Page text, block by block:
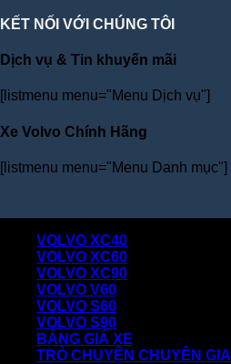
KẾT NỐI VỚI CHÚNG TÔI
Dịch vụ & Tin khuyến mãi
[listmenu menu="Menu Dịch vụ"]
Xe Volvo Chính Hãng
[listmenu menu="Menu Danh mục"]
VOLVO XC40
VOLVO XC60
VOLVO XC90
VOLVO V60
VOLVO S60
VOLVO S90
BẢNG GIÁ XE
TRÒ CHUYỆN CHUYÊN GIA